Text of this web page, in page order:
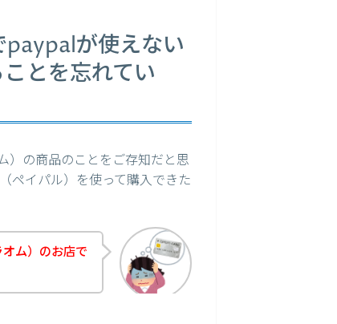
が使えない
とを忘れてい
の商品のことをご存知だと思
ペイパル）を使って購入できた
ム）のお店で